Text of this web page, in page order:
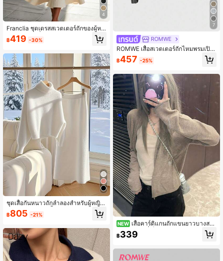
4
Franclia ชุดเดรสสเวตเตอร์ถักของผู้หญิ
งคุณภาพสูงที่ทันสมัยและสง่างาม เหมา
ะสำหรับฤดูใบไม้ร่วง
฿419 -30%
ชุดเสื้อกันหนาวถักลำลองสำหรับผู้หญิง
& กระโปรงยาว, เสื้อคอสูงแบบสวม และ
กระโปรงแม็กซี่, สีพื้น, ฤดูใบไม้ร่วง/ฤดูห
฿805 -21%
7
ROMWE
ROMWE เสื้อสเวตเตอร์ถักไหมพรมเปิด
ไหล่สไตล์ Y2K พร้อมรัดเอว
฿457 -25%
NEW เสื้อคาร์ดิแกนถักแขนยาวบางสไต
ล์ผ่อนคลายที่เป็นเอกลักษณ์สำหรับฤดูใ
บไม้ผลิ/ใบไม้ร่วง
฿339